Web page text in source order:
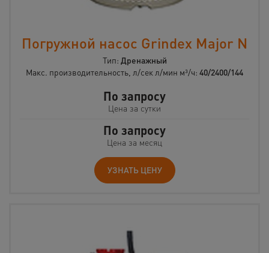
Погружной насос Grindex Major N
Тип: Дренажный
Макс. производительность, л/сек л/мин м³/ч: 40/2400/144
По запросу
Цена за сутки
По запросу
Цена за месяц
УЗНАТЬ ЦЕНУ